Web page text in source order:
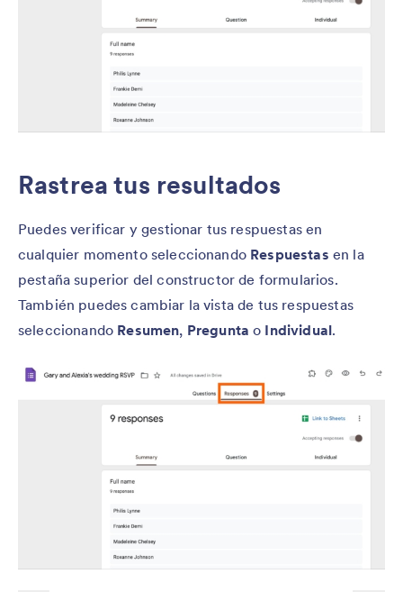
Rastrea tus resultados
Puedes verificar y gestionar tus respuestas en
cualquier momento seleccionando Respuestas en la
pestaña superior del constructor de formularios.
También puedes cambiar la vista de tus respuestas
seleccionando Resumen, Pregunta o Individual.